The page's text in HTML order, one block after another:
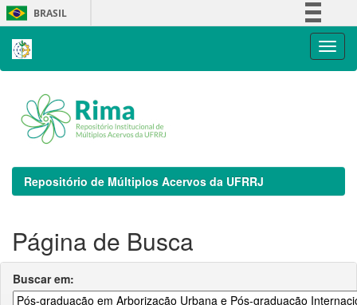
Skip
navigation
BRASIL
Repositório de Múltiplos Acervos da UFRRJ
Página de Busca
Buscar em: